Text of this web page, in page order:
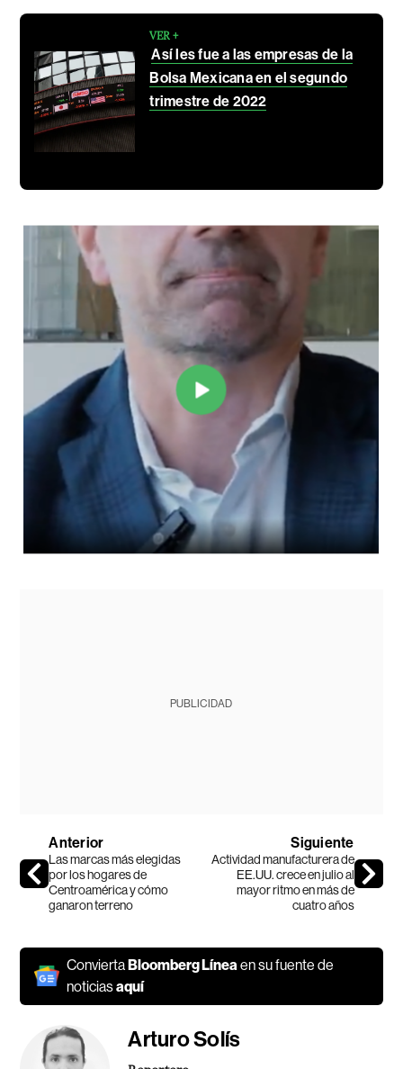
VER +
Así les fue a las empresas de la
Bolsa Mexicana en el segundo
trimestre de 2022
PUBLICIDAD
Anterior
Las marcas más elegidas
por los hogares de
Centroamérica y cómo
ganaron terreno
Siguiente
Actividad manufacturera de
EE.UU. crece en julio al
mayor ritmo en más de
cuatro años
ConviertaBloomberg Línea en su fuente de
noticiasaquí
Arturo Solís